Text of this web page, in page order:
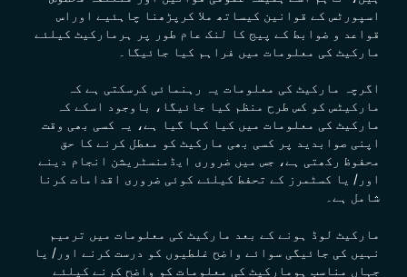
اسپورٹس کے قوانین کیساتھ ملا کرپڑھنا چاہئیے اوراس
قواعد و ضوابط کے پیج کا لنک عام طور پر ہرمارکیٹ کیلئے
مارکیٹ کی معلومات میں فراہم کیا جائیگا۔
اگرچہ مارکیٹ کی معلومات یہ رہنمائی کرسکتی ہے کہ
مارکیٹس کو کس طرح منظم کیا جائیگا،
باوجود اسکے کہ
مارکیٹ کی معلومات میں کیا کہا گیا ہے، یہ کسی بھی وقت
اپنی صوابدید پر کسی بھی مارکیٹ کو معطل کرنے کا حق
محفوظ رکھتی ہے، جس میں ضروری ایڈمنسٹریشن انجام دینے
اور/ یا کسٹمرز کے تحفط کیلئے کوئی ضروری اقدامات کرنا
شامل ہے۔
مارکیٹ لوڈ ہونے کے بعد مارکیٹ کی معلومات میں ترمیم
نہیں کی جائیگی سوائے واضح غلطیوں کو درست کرنے اور/ یا
جہاں مناسب ہومارکیٹ کی معلومات کو واضح کرنے کیلئے